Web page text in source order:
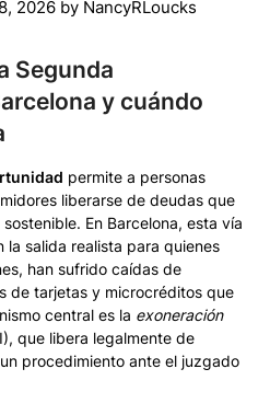
2026by NancyRLoucks
Segunda
y cuándo
permite a personas
liberarse de deudas que
En Barcelona, esta vía
la salida realista para quienes
han sufrido caídas de
de tarjetas y microcréditos que
central es la exoneración
que libera legalmente de
procedimiento ante el juzgado